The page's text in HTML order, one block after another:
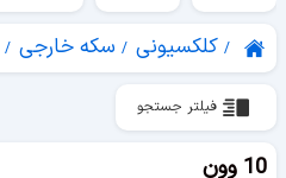
کلکسیونی سکه خارجی
فیلتر جستجو
10 وون